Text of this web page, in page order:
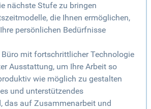
nächste Stufe zu bringen
die Ihnen ermöglichen,
persönlichen Bedürfnisse
Büro mit fortschrittlicher Technologie
Ausstattung, um Ihre Arbeit so
wie möglich zu gestalten
und unterstützendes
das auf Zusammenarbeit und